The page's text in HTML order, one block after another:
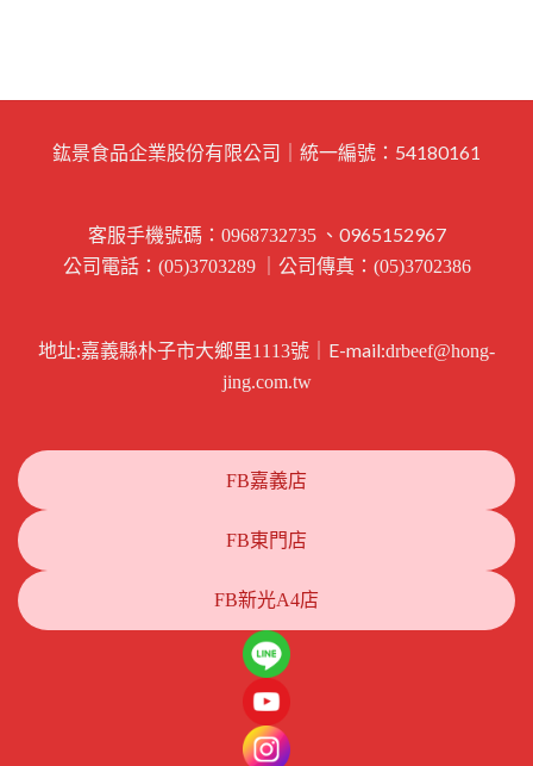
鈜景食品企業股份有限公司｜統一編號：54180161
客服手機號碼： 0968732735、0965152967
公司電話： (05)3703289｜公司傳真： (05)3702386
地址:嘉義縣朴子市大鄉里1113號 ｜E-mail:drbeef@hong-
jing.com.tw
FB嘉義店
FB東門店
FB新光A4店